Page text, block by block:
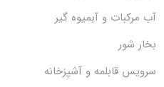
آب مرکبات و آبمیوه گیر
بخار شور
سرویس قابلمه و آشپزخانه